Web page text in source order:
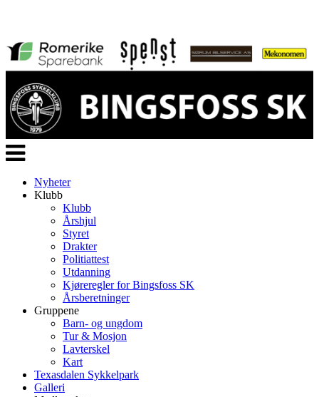
Veksle
navigasjon
Nyheter
Klubb
Klubb
Årshjul
Styret
Drakter
Politiattest
Utdanning
Kjøreregler for Bingsfoss SK
Årsberetninger
Gruppene
Barn- og ungdom
Tur & Mosjon
Lavterskel
Kart
Texasdalen Sykkelpark
Galleri